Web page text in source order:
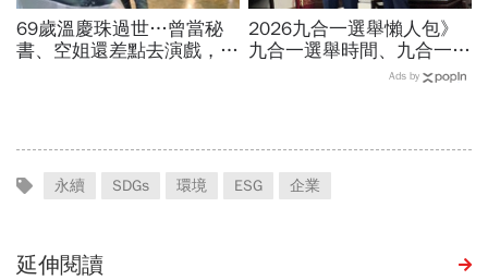
69歲溫慶珠過世…曾當秘
書、空姐還差點去演戲，擁
2026九合一選舉懶人包》
九合一選舉時間、九合一選
舉選什麼？縣市長熱門人
Ads by
永續 SDGs 環境 ESG 企業
延伸閱讀